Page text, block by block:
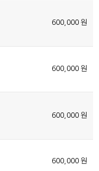
600,000 원
600,000 원
600,000 원
600,000 원